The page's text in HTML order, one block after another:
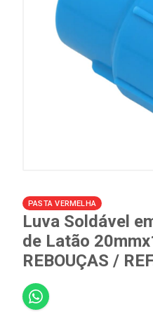
PASTA VERMELHA
Luva Soldável
de Latão
REBOUÇAS /